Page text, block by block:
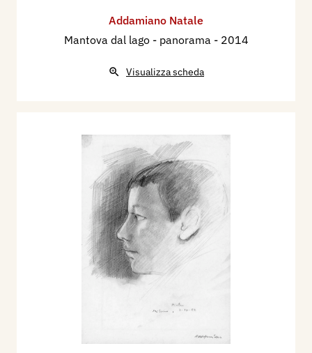
Addamiano Natale
Mantova dal lago - panorama - 2014
Visualizza scheda